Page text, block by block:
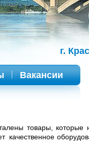
г.
Вакансии
товары, которые
качественное